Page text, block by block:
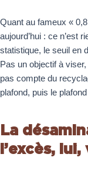
Quant au fameux «
aujourd’hui : ce n’est
statistique, le seuil en
Pas un objectif à
pas compte du
plafond, puis le
La
l’excès,